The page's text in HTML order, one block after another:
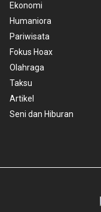
Ekonomi
Humaniora
Pariwisata
Fokus Hoax
Olahraga
Taksu
Artikel
Seni dan Hiburan